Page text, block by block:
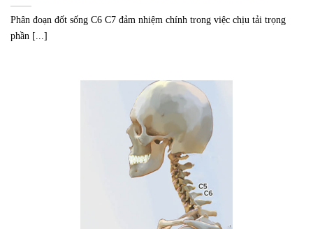
Phân đoạn đốt sống C6 C7 đảm nhiệm chính trong việc chịu tải trọng
phần [...]